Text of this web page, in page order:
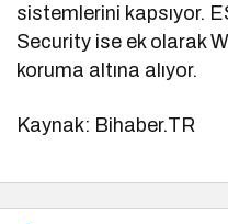
sistemlerini kapsıyor.
Security ise ek olarak
koruma altına alıyor.
Kaynak: Bihaber.TR